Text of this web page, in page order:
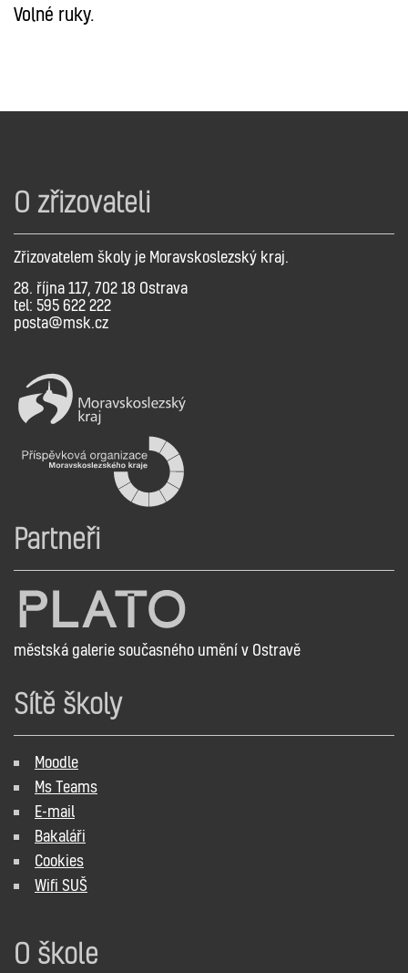
Volné ruky.
O zřizovateli
Zřizovatelem školy je Moravskoslezský kraj.
28. října 117, 702 18 Ostrava
tel: 595 622 222
posta@msk.cz
Partneři
městská galerie současného umění v Ostravě
Sítě školy
Moodle
Ms Teams
E-mail
Bakaláři
Cookies
Wifi SUŠ
O škole